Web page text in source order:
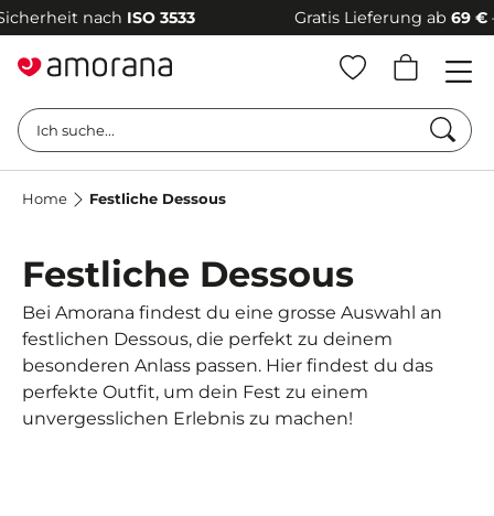
nachISO 3533 Gratis Lieferung ab69 €–
Ich suche...
Home Festliche Dessous
Festliche Dessous
Bei Amorana findest du eine grosse Auswahl an
festlichen Dessous, die perfekt zu deinem
besonderen Anlass passen. Hier findest du das
perfekte Outfit, um dein Fest zu einem
unvergesslichen Erlebnis zu machen!